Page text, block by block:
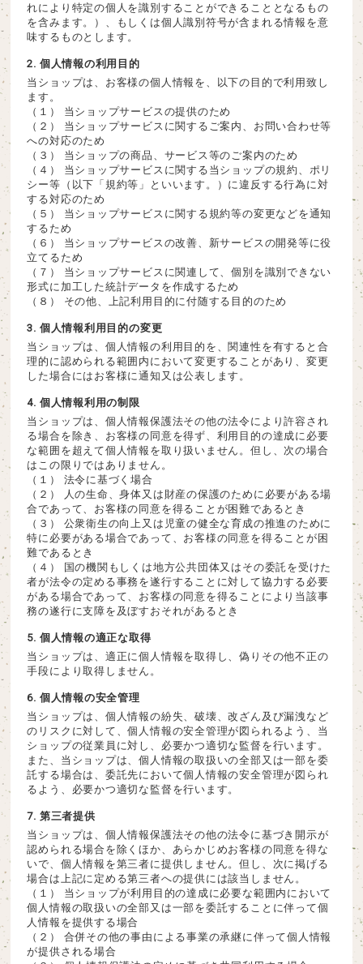
れにより特定の個人を識別することができることとなるもの
を含みます。）、もしくは個人識別符号が含まれる情報を意
味するものとします。
2. 個人情報の利用目的
当ショップは、お客様の個人情報を、以下の目的で利用致し
ます。
（１） 当ショップサービスの提供のため
（２） 当ショップサービスに関するご案内、お問い合わせ等
への対応のため
（３） 当ショップの商品、サービス等のご案内のため
（４） 当ショップサービスに関する当ショップの規約、ポリ
シー等（以下「規約等」といいます。）に違反する行為に対
する対応のため
（５） 当ショップサービスに関する規約等の変更などを通知
するため
（６） 当ショップサービスの改善、新サービスの開発等に役
立てるため
（７） 当ショップサービスに関連して、個別を識別できない
形式に加工した統計データを作成するため
（８） その他、上記利用目的に付随する目的のため
3. 個人情報利用目的の変更
当ショップは、個人情報の利用目的を、関連性を有すると合
理的に認められる範囲内において変更することがあり、変更
した場合にはお客様に通知又は公表します。
4. 個人情報利用の制限
当ショップは、個人情報保護法その他の法令により許容され
る場合を除き、お客様の同意を得ず、利用目的の達成に必要
な範囲を超えて個人情報を取り扱いません。但し、次の場合
はこの限りではありません。
（１） 法令に基づく場合
（２） 人の生命、身体又は財産の保護のために必要がある場
合であって、お客様の同意を得ることが困難であるとき
（３） 公衆衛生の向上又は児童の健全な育成の推進のために
特に必要がある場合であって、お客様の同意を得ることが困
難であるとき
（４） 国の機関もしくは地方公共団体又はその委託を受けた
者が法令の定める事務を遂行することに対して協力する必要
がある場合であって、お客様の同意を得ることにより当該事
務の遂行に支障を及ぼすおそれがあるとき
5. 個人情報の適正な取得
当ショップは、適正に個人情報を取得し、偽りその他不正の
手段により取得しません。
6. 個人情報の安全管理
当ショップは、個人情報の紛失、破壊、改ざん及び漏洩など
のリスクに対して、個人情報の安全管理が図られるよう、当
ショップの従業員に対し、必要かつ適切な監督を行います。
また、当ショップは、個人情報の取扱いの全部又は一部を委
託する場合は、委託先において個人情報の安全管理が図られ
るよう、必要かつ適切な監督を行います。
7. 第三者提供
当ショップは、個人情報保護法その他の法令に基づき開示が
認められる場合を除くほか、あらかじめお客様の同意を得な
いで、個人情報を第三者に提供しません。但し、次に掲げる
場合は上記に定める第三者への提供には該当しません。
（１） 当ショップが利用目的の達成に必要な範囲内において
個人情報の取扱いの全部又は一部を委託することに伴って個
人情報を提供する場合
（２） 合併その他の事由による事業の承継に伴って個人情報
が提供される場合